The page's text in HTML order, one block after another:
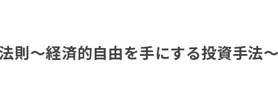
則～経済的自由を手にする投資手法～